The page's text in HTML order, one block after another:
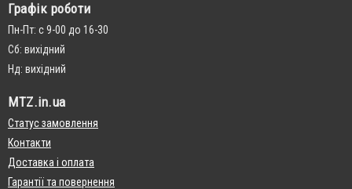
Графік роботи
Пн-Пт: с 9-00 до 16-30
Сб: вихідний
Нд: вихідний
MTZ.in.ua
Статус замовлення
Контакти
Доставка і оплата
Гарантії та повернення